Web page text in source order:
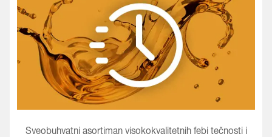
Sveobuhvatni asortiman visokokvalitetnih febi tečnosti i